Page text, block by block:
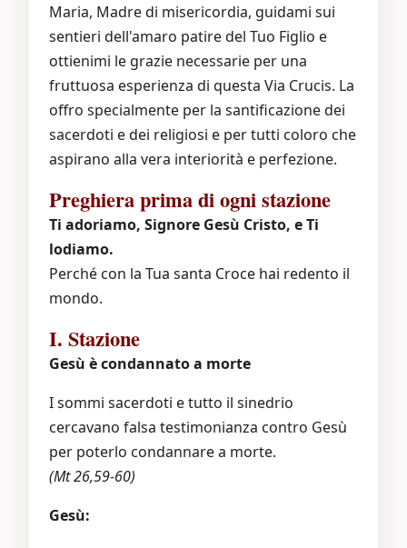
Maria, Madre di misericordia, guidami sui
sentieri dell'amaro patire del Tuo Figlio e
ottienimi le grazie necessarie per una
fruttuosa esperienza di questa Via Crucis. La
offro specialmente per la santificazione dei
sacerdoti e dei religiosi e per tutti coloro che
aspirano alla vera interiorità e perfezione.
Preghiera prima di ogni stazione
Ti adoriamo, Signore Gesù Cristo, e Ti
lodiamo.
Perché con la Tua santa Croce hai redento il
mondo.
I. Stazione
Gesù è condannato a morte
I sommi sacerdoti e tutto il sinedrio
cercavano falsa testimonianza contro Gesù
per poterlo condannare a morte.
(Mt 26,59-60)
Gesù: